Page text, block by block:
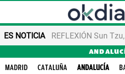
ES NOTICIA REFLEXIÓN Sun
MADRID CATALUÑA ANDALUCÍA